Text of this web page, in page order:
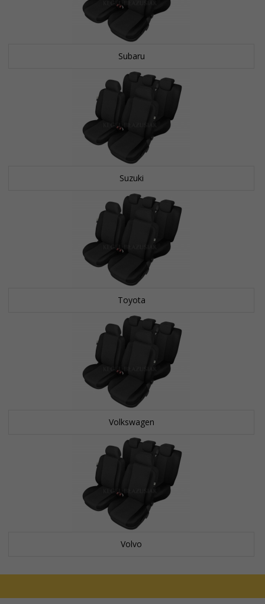
Subaru
Suzuki
Toyota
Volkswagen
Volvo